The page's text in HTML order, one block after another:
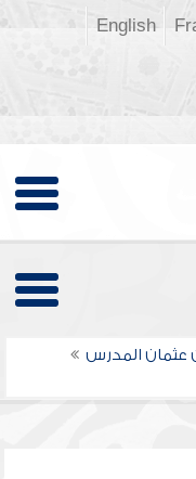
English
عثمان المدرس